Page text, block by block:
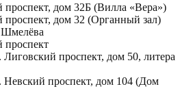
дом 32Б (Вилла «Вера»)
дом 32 (Органный зал)
Лиговский проспект, дом 50, литера
Невский проспект, дом 104 (Дом